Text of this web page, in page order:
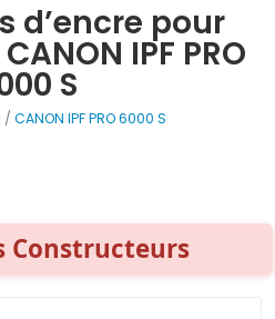
d’encre pour
IPF PRO
S
CANON IPF PRO 6000 S
Constructeurs